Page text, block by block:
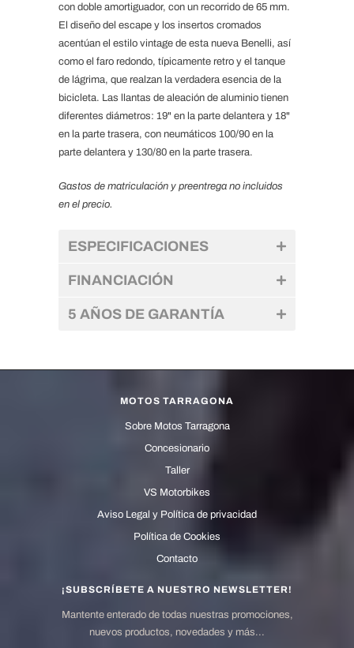
con doble amortiguador, con un recorrido de 65 mm.
El diseño del escape y los insertos cromados
acentúan el estilo vintage de esta nueva Benelli, así
como el faro redondo, típicamente retro y el tanque
de lágrima, que realzan la verdadera esencia de la
bicicleta. Las llantas de aleación de aluminio tienen
diferentes diámetros: 19" en la parte delantera y 18"
en la parte trasera, con neumáticos 100/90 en la
parte delantera y 130/80 en la parte trasera.
Gastos de matriculación y preentrega no incluidos
en el precio.
ESPECIFICACIONES
FINANCIACIÓN
5 AÑOS DE GARANTÍA
MOTOS TARRAGONA
Sobre Motos Tarragona
Concesionario
Taller
VS Motorbikes
Aviso Legal y Política de privacidad
Política de Cookies
Contacto
¡SUBSCRÍBETE A NUESTRO NEWSLETTER!
Mantente enterado de todas nuestras promociones,
nuevos productos, novedades y más...